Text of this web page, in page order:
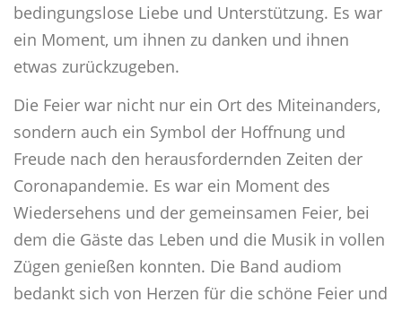
bedingungslose Liebe und Unterstützung. Es war
ein Moment, um ihnen zu danken und ihnen
etwas zurückzugeben.
Die Feier war nicht nur ein Ort des Miteinanders,
sondern auch ein Symbol der Hoffnung und
Freude nach den herausfordernden Zeiten der
Coronapandemie. Es war ein Moment des
Wiedersehens und der gemeinsamen Feier, bei
dem die Gäste das Leben und die Musik in vollen
Zügen genießen konnten. Die Band audiom
bedankt sich von Herzen für die schöne Feier und